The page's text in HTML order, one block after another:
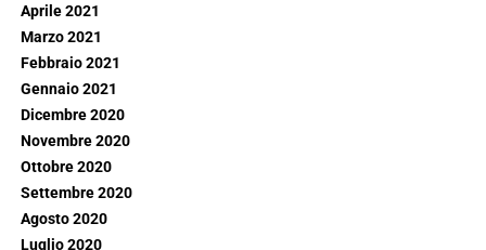
Aprile 2021
Marzo 2021
Febbraio 2021
Gennaio 2021
Dicembre 2020
Novembre 2020
Ottobre 2020
Settembre 2020
Agosto 2020
Luglio 2020